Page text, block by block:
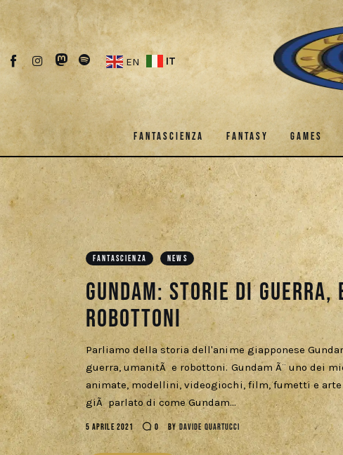
EN IT
FANTASCIENZA FANTASY GAMES
FANTASCIENZA FANTASY
Fantascienza
Fantasy
Recensioni
Libri e fumetti
Cercatori
Download
FANTASCIENZA NEWS
Gundam: storie di guerra,
robottoni
Parliamo della storia dell'anime giapponese
guerra, umanitÃ e robottoni. Gundam Ã¨ uno dei
animate, modellini, videogiochi, film, fumetti e
giÃ parlato di come Gundam…
5 APRILE 2021 0 BY DAVIDE QUARTUCCI